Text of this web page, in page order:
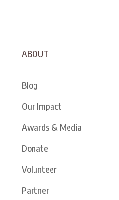
ABOUT
Blog
Our Impact
Awards & Media
Donate
Volunteer
Partner